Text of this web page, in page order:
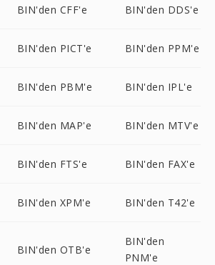
BIN'den CFF'e BIN'den DDS'e
BIN'den PICT'e BIN'den PPM'e
BIN'den PBM'e BIN'den IPL'e
BIN'den MAP'e BIN'den MTV'e
BIN'den FTS'e BIN'den FAX'e
BIN'den XPM'e BIN'den T42'e
BIN'den OTB'e
BIN'den
PNM'e